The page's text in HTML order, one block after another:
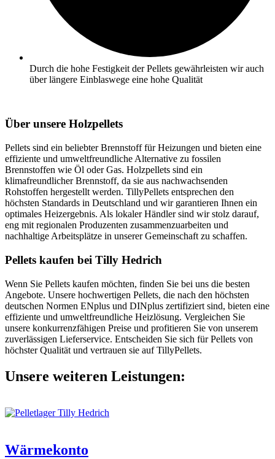
Durch die hohe Festigkeit der Pellets gewährleisten wir auch
über längere Einblaswege eine hohe Qualität
Über unsere Holzpellets
Pellets sind ein beliebter Brennstoff für Heizungen und bieten eine
effiziente und umweltfreundliche Alternative zu fossilen
Brennstoffen wie Öl oder Gas. Holzpellets sind ein
klimafreundlicher Brennstoff, da sie aus nachwachsenden
Rohstoffen hergestellt werden. TillyPellets entsprechen den
höchsten Standards in Deutschland und wir garantieren Ihnen ein
optimales Heizergebnis. Als lokaler Händler sind wir stolz darauf,
eng mit regionalen Produzenten zusammenzuarbeiten und
nachhaltige Arbeitsplätze in unserer Gemeinschaft zu schaffen.
Pellets kaufen bei Tilly Hedrich
Wenn Sie Pellets kaufen möchten, finden Sie bei uns die besten
Angebote. Unsere hochwertigen Pellets, die nach den höchsten
deutschen Normen ENplus und DINplus zertifiziert sind, bieten eine
effiziente und umweltfreundliche Heizlösung. Vergleichen Sie
unsere konkurrenzfähigen Preise und profitieren Sie von unserem
zuverlässigen Lieferservice. Entscheiden Sie sich für Pellets von
höchster Qualität und vertrauen sie auf TillyPellets.
Unsere weiteren Leistungen:
Wärmekonto